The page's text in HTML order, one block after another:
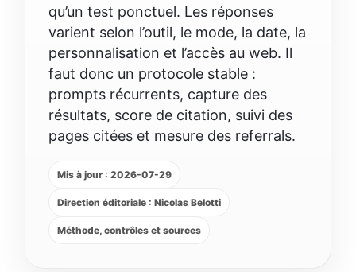
qu’un test ponctuel. Les réponses
varient selon l’outil, le mode, la date, la
personnalisation et l’accès au web. Il
faut donc un protocole stable :
prompts récurrents, capture des
résultats, score de citation, suivi des
pages citées et mesure des referrals.
Mis à jour : 2026-07-29
Direction éditoriale : Nicolas Belotti
Méthode, contrôles et sources